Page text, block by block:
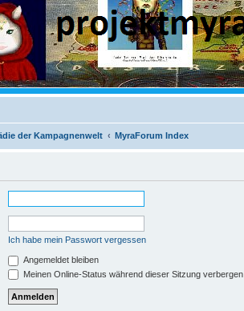
der Kampagnenwelt MyraForum Index
Ich habe mein Passwort vergessen
Angemeldet bleiben
Meinen Online-Status während dieser Sitzung verbergen